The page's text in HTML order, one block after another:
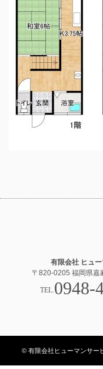
有限会社 ヒュ
〒820-0205 福岡県嘉
TEL.0948-
© 有限会社ヒューマンサー